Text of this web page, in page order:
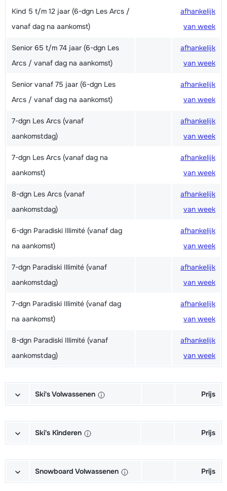
Kind 5 t/m 12 jaar (6-dgn Les Arcs /
vanaf dag na aankomst)
afhankelijk
van week
Senior 65 t/m 74 jaar (6-dgn Les
Arcs / vanaf dag na aankomst)
afhankelijk
van week
Senior vanaf 75 jaar (6-dgn Les
Arcs / vanaf dag na aankomst)
afhankelijk
van week
7-dgn Les Arcs (vanaf
aankomstdag)
afhankelijk
van week
7-dgn Les Arcs (vanaf dag na
aankomst)
afhankelijk
van week
8-dgn Les Arcs (vanaf
aankomstdag)
afhankelijk
van week
6-dgn Paradiski Illimité (vanaf dag
na aankomst)
afhankelijk
van week
7-dgn Paradiski Illimité (vanaf
aankomstdag)
afhankelijk
van week
7-dgn Paradiski Illimité (vanaf dag
na aankomst)
afhankelijk
van week
8-dgn Paradiski Illimité (vanaf
aankomstdag)
afhankelijk
van week
Ski's Volwassenen Prijs
Schoenen + Stokken (6/7 dagen)
van week
Stokken (6/7 dagen)
van week
Ski's Kinderen Prijs
Schoenen + Stokken (6/7 dagen)
van week
Snowboard Volwassenen Prijs